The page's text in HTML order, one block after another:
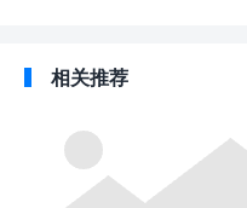
相关推荐